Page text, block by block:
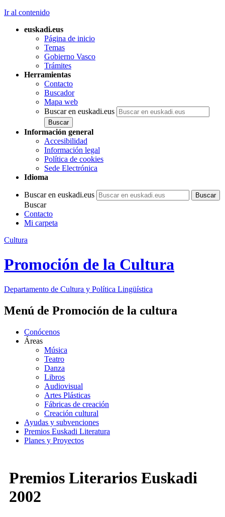
Ir al contenido
euskadi.eus
Página de inicio
Temas
Gobierno Vasco
Trámites
Herramientas
Contacto
Buscador
Mapa web
Buscar en euskadi.eus
Información general
Accesibilidad
Información legal
Política de cookies
Sede Electrónica
Idioma
Buscar en euskadi.eus
Buscar
Contacto
Mi carpeta
Cultura
Promoción de la Cultura
Departamento de Cultura y Política Lingüística
Menú de Promoción de la cultura
Conócenos
Áreas
Música
Teatro
Danza
Libros
Audiovisual
Artes Plásticas
Fábricas de creación
Creación cultural
Ayudas y subvenciones
Premios Euskadi Literatura
Planes y Proyectos
Premios Literarios Euskadi
2002